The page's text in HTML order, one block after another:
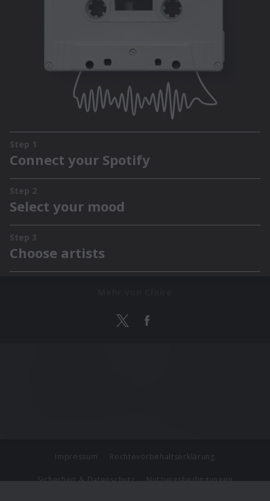
Impressum Rechtevorbehaltserklärung
Sicherheit & Datenschutz Nutzungsbedingungen